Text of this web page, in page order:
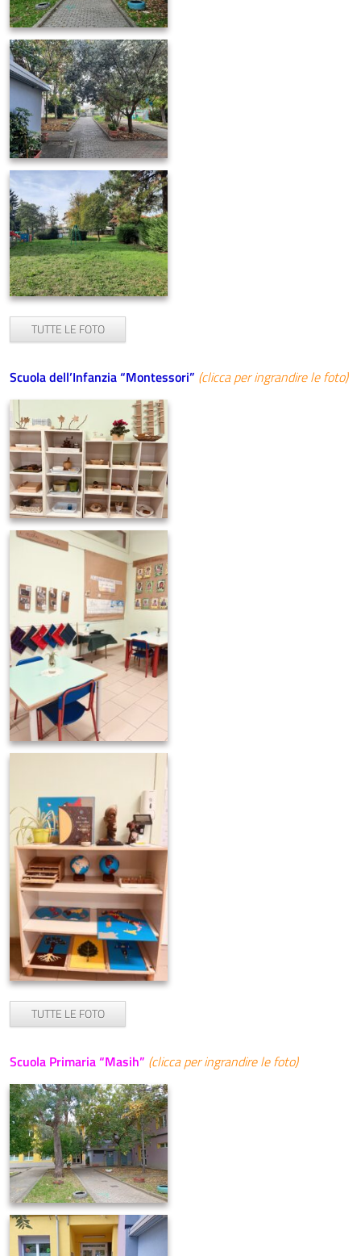
TUTTE LE FOTO
Scuola dell’Infanzia “Montessori” (clicca per ingrandire le foto)
TUTTE LE FOTO
Scuola Primaria “Masih” (clicca per ingrandire le foto)